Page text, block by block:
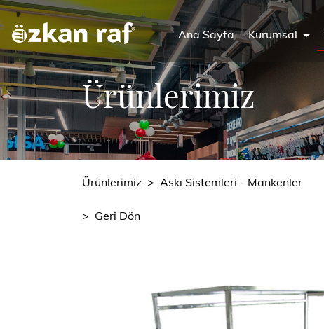
Ana Sayfa Kurumsal
Ürünlerimiz
Ürünlerimiz > Askı Sistemleri - Mankenler
> Geri Dön